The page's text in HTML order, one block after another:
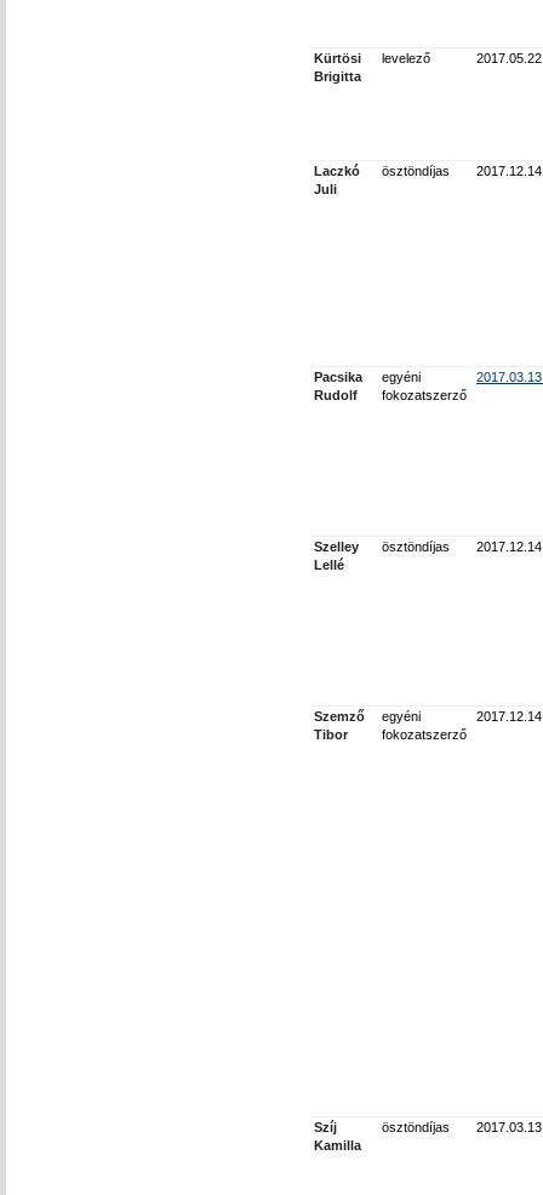
Kürtösi
Brigitta
levelező
Laczkó
Juli
ösztöndíjas
Pacsika
Rudolf
egyéni
fokozatszerző
Szelley
Lellé
ösztöndíjas
Szemző
Tibor
egyéni
fokozatszerző
Szíj
Kamilla
ösztöndíjas